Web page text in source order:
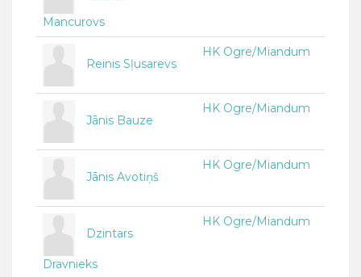
Mancurovs
Reinis Sļusarevs
HK Ogre/Miandum
Jānis Bauze
HK Ogre/Miandum
Jānis Avotiņš
HK Ogre/Miandum
Dzintars
Dravnieks
HK Ogre/Miandum